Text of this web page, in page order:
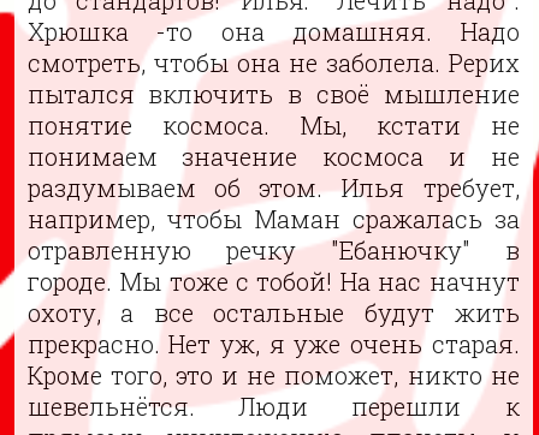
Хрюшка -то она домашняя. Надо
смотреть, чтобы она не заболела. Рерих
пытался включить в своё мышление
понятие космоса. Мы, кстати не
понимаем значение космоса и не
раздумываем об этом. Илья требует,
например, чтобы Маман сражалась за
отравленную речку "Ебанючку" в
городе. Мы тоже с тобой! На нас начнут
охоту, а все остальные будут жить
прекрасно. Нет уж, я уже очень старая.
Кроме того, это и не поможет, никто не
шевельнётся. Люди перешли к